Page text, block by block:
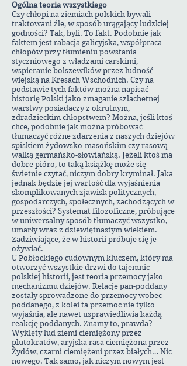
Ogólna teoria wszystkiego
Czy chłopi na ziemiach polskich bywali
traktowani źle, w sposób urągający ludzkiej
godności? Tak, byli. To fakt. Podobnie jak
faktem jest rabacja galicyjska, współpraca
chłopów przy tłumieniu powstania
styczniowego z władzami carskimi,
wspieranie bolszewików przez ludność
wiejską na Kresach Wschodnich. Czy na
podstawie tych faktów można napisać
historię Polski jako zmaganie szlachetnej
warstwy posiadaczy z okrutnym,
zdradzieckim chłopstwem? Można, jeśli ktoś
chce, podobnie jak można próbować
tłumaczyć różne zdarzenia z naszych dziejów
spiskiem żydowsko-masońskim czy rasową
walką germańsko-słowiańską. Jeżeli ktoś ma
dobre pióro, to taką książkę może się
świetnie czytać, niczym dobry kryminał. Jaka
jednak będzie jej wartość dla wyjaśnienia
skomplikowanych zjawisk politycznych,
gospodarczych, społecznych, zachodzących w
przeszłości? Systemat filozoficzne, próbujące
w uniwersalny sposób tłumaczyć wszystko,
umarły wraz z dziewiętnastym wiekiem.
Zadziwiające, że w historii próbuje się je
ożywiać.
U Pobłockiego cudownym kluczem, który ma
otworzyć wszystkie drzwi do tajemnic
polskiej historii, jest teoria przemocy jako
mechanizmu dziejów. Relacje pan-poddany
zostały sprowadzone do przemocy wobec
poddanego, z kolei ta przemoc nie tylko
wyjaśnia, ale nawet usprawiedliwia każdą
reakcję poddanych. Znamy to, prawda?
Wyklęty lud ziemi ciemiężony przez
plutokratów, aryjska rasa ciemiężona przez
Żydów, czarni ciemiężeni przez białych… Nic
nowego. Tak samo, jak niczym nowym jest